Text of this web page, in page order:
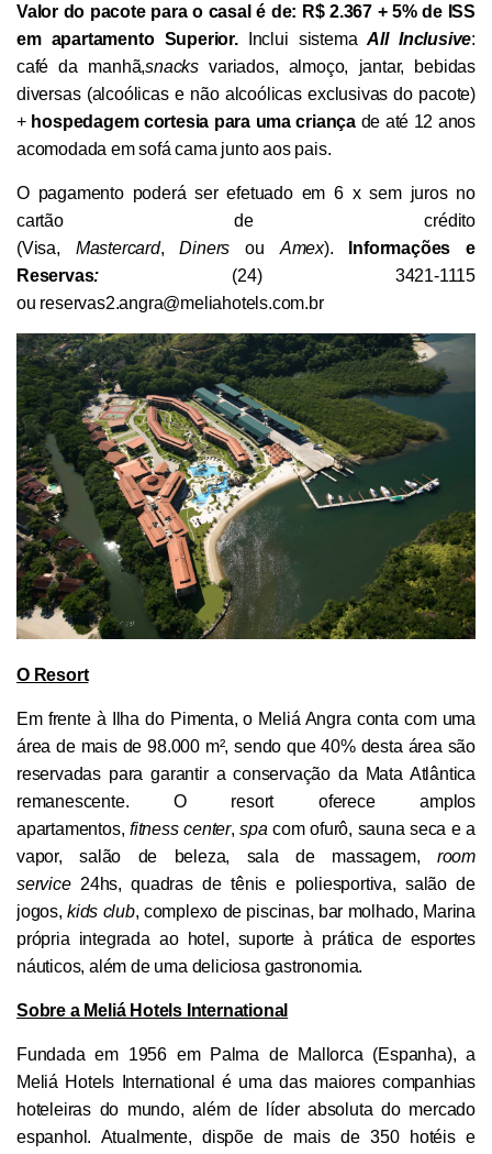
Valor do pacote para o casal é de: R$ 2.367 + 5% de ISS
em apartamento Superior.
Inclui sistemaAll Inclusive:
café da manhã,snacksvariados, almoço, jantar, bebidas
diversas (alcoólicas e não alcoólicas exclusivas do pacote)
+ hospedagem cortesia para uma criança de até 12 anos
acomodada em sofá cama junto aos pais.
O pagamento poderá ser efetuado em 6 x sem juros no
cartão de crédito
(Visa, Mastercard,Diners ou Amex).
Informações e
Reservas:
(24) 3421-1115
ou reservas2.angra@meliahotels.com.br
O Resort
Em frente à Ilha do Pimenta, o Meliá Angra conta com uma
área de mais de 98.000 m², sendo que 40% desta área são
reservadas para garantir a conservação da Mata Atlântica
remanescente. O resort oferece amplos
apartamentos, fitness center,spacom ofurô, sauna seca e a
vapor, salão de beleza, sala de massagem, room
service24hs, quadras de tênis e poliesportiva, salão de
jogos,kids club, complexo de piscinas, bar molhado, Marina
própria integrada ao hotel, suporte à prática de esportes
náuticos, além de uma deliciosa gastronomia.
Sobre a Meliá Hotels International
Fundada em 1956 em Palma de Mallorca (Espanha), a
Meliá Hotels International é uma das maiores companhias
hoteleiras do mundo, além de líder absoluta do mercado
espanhol. Atualmente, dispõe de mais de 350 hotéis e